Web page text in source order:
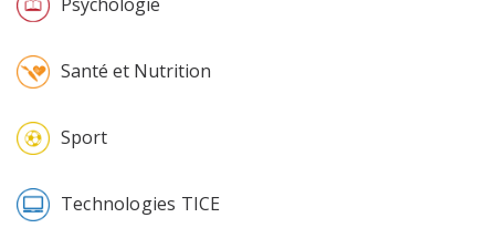
Santé et Nutrition
Sport
Technologies TICE